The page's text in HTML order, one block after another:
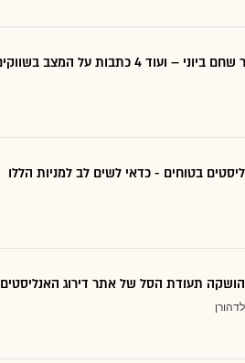
4 כתבות על המצב בשווקים
תעודת הסל של אתר דירוג האנליסטים